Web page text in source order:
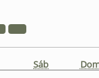
Sáb